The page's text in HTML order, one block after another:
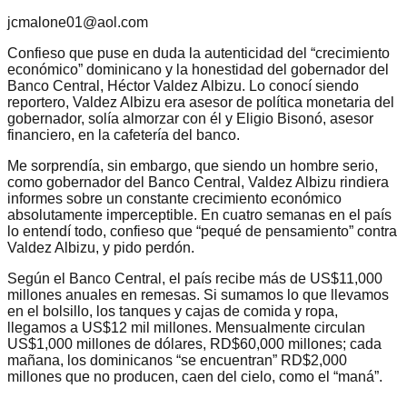
jcmalone01@aol.com
Confieso que puse en duda la autenticidad del “crecimiento
económico” dominicano y la honestidad del gobernador del
Banco Central, Héctor Valdez Albizu. Lo conocí siendo
reportero, Valdez Albizu era asesor de política monetaria del
gobernador, solía almorzar con él y Eligio Bisonó, asesor
financiero, en la cafetería del banco.
Me sorprendía, sin embargo, que siendo un hombre serio,
como gobernador del Banco Central, Valdez Albizu rindiera
informes sobre un constante crecimiento económico
absolutamente imperceptible. En cuatro semanas en el país
lo entendí todo, confieso que “pequé de pensamiento” contra
Valdez Albizu, y pido perdón.
Según el Banco Central, el país recibe más de US$11,000
millones anuales en remesas. Si sumamos lo que llevamos
en el bolsillo, los tanques y cajas de comida y ropa,
llegamos a US$12 mil millones. Mensualmente circulan
US$1,000 millones de dólares, RD$60,000 millones; cada
mañana, los dominicanos “se encuentran” RD$2,000
millones que no producen, caen del cielo, como el “maná”.